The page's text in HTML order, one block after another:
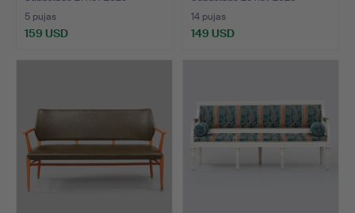
5 pujas
159 USD
14 pujas
149 USD